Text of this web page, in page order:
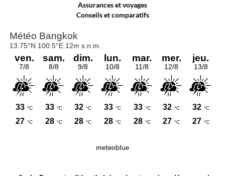
Assurances et voyages
Conseils et comparatifs
meteoblue